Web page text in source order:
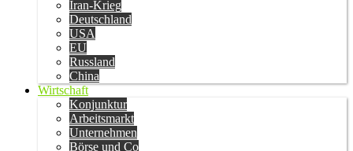
Iran-Krieg
Deutschland
USA
EU
Russland
China
Wirtschaft
Konjunktur
Arbeitsmarkt
Unternehmen
Börse und Co